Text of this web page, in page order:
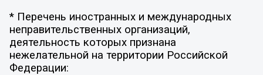
* Перечень иностранных и международных
неправительственных организаций,
деятельность которых признана
нежелательной на территории Российской
Федерации: